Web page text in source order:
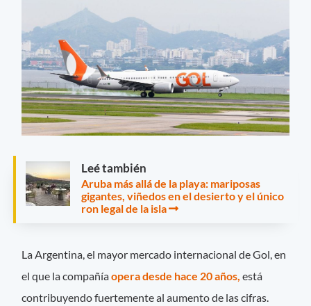
Leé también
Aruba más allá de la playa: mariposas
gigantes, viñedos en el desierto y el único
ron legal de la isla
La Argentina, el mayor mercado internacional de Gol, en
el que la compañíaopera desde hace 20 años,está
contribuyendo fuertemente al aumento de las cifras.